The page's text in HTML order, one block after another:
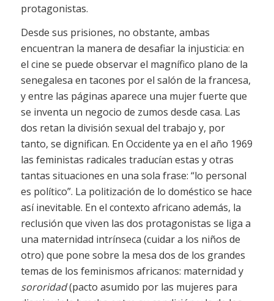
protagonistas.
Desde sus prisiones, no obstante, ambas
encuentran la manera de desafiar la injusticia: en
el cine se puede observar el magnífico plano de la
senegalesa en tacones por el salón de la francesa,
y entre las páginas aparece una mujer fuerte que
se inventa un negocio de zumos desde casa. Las
dos retan la división sexual del trabajo y, por
tanto, se dignifican. En Occidente ya en el año 1969
las feministas radicales traducían estas y otras
tantas situaciones en una sola frase: “lo personal
es político”. La politización de lo doméstico se hace
así inevitable. En el contexto africano además, la
reclusión que viven las dos protagonistas se liga a
una maternidad intrínseca (cuidar a los niños de
otro) que pone sobre la mesa dos de los grandes
temas de los feminismos africanos: maternidad y
sororidad(pacto asumido por las mujeres para